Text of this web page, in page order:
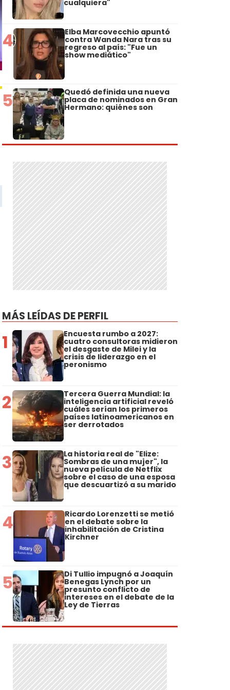
cualquiera"
4 Elba Marcovecchio apuntó
contra Wanda Nara tras su
regreso al país: "Fue un
show mediático"
5 Quedó definida una nueva
placa de nominados en Gran
Hermano: quiénes son
MÁS LEÍDAS DE PERFIL
1 Encuesta rumbo a 2027:
cuatro consultoras midieron
el desgaste de Milei y la
crisis de liderazgo en el
peronismo
2 Tercera Guerra Mundial: la
inteligencia artificial reveló
cuáles serían los primeros
países latinoamericanos en
ser derrotados
3 La historia real de "Elize:
Sombras de una mujer", la
nueva película de Netflix
sobre el caso de una esposa
que descuartizó a su marido
4 Ricardo Lorenzetti se metió
en el debate sobre la
inhabilitación de Cristina
Kirchner
5 Di Tullio impugnó a Joaquín
Benegas Lynch por un
presunto conflicto de
intereses en el debate de la
Ley de Tierras